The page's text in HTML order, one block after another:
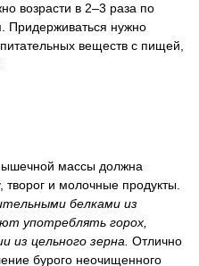
возрасти в 2–3 раза по
Придерживаться нужно
веществ с пищей,
массы должна
и молочные продукты.
белками из
употреблять горох,
цельного зерна. Отлично
бурого неочищенного